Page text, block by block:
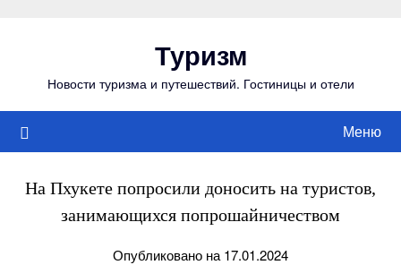
Туризм
Новости туризма и путешествий. Гостиницы и отели
Меню
На Пхукете попросили доносить на туристов,
занимающихся попрошайничеством
Опубликовано на 17.01.2024